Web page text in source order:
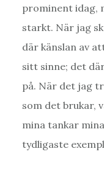
prominent idag,
starkt. När jag
där känslan av
sitt sinne; det
på. När det jag
som det brukar,
mina tankar
tydligaste